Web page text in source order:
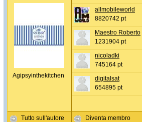
Agipsyinthekitchen
Tutto sull'autore
allmobileworld
8820742 pt
Maestro Roberto
1231904 pt
nicoladki
745164 pt
digitalsat
654895 pt
Diventa membro